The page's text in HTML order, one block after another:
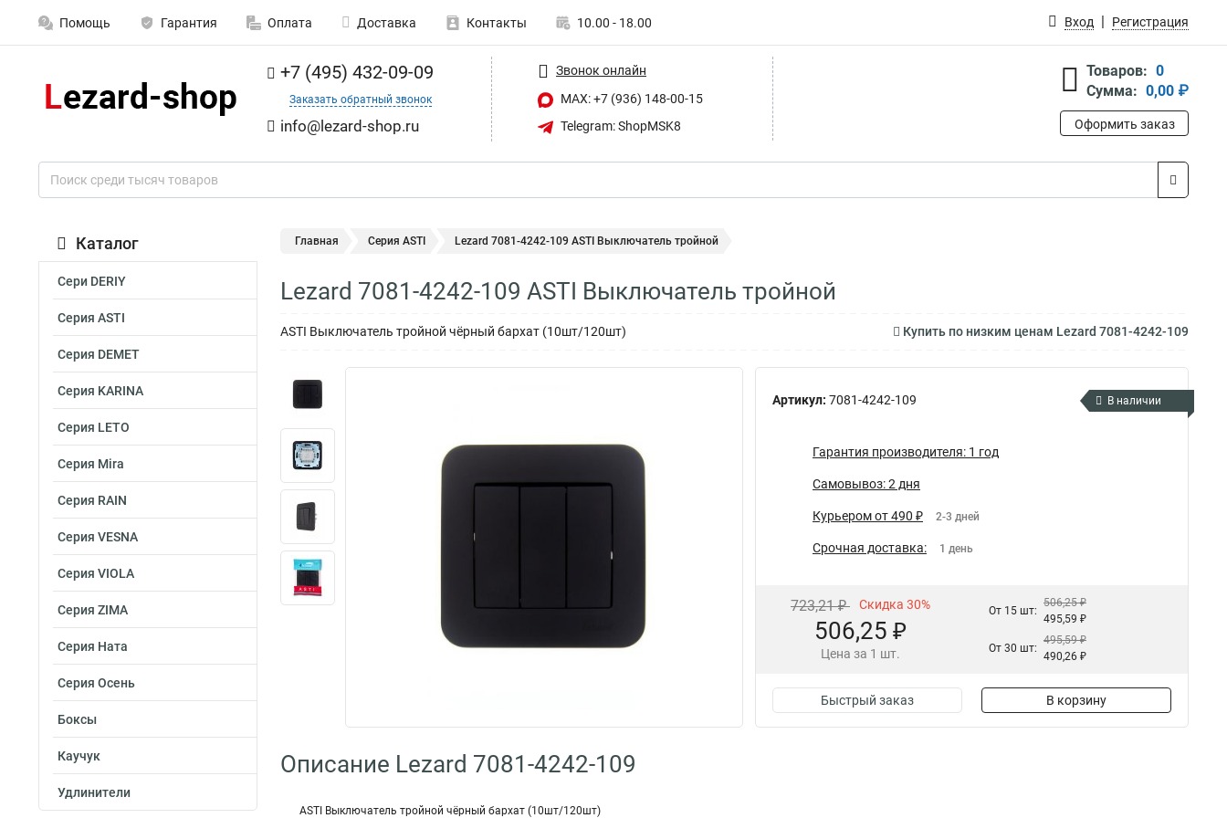
Помощь Гарантия Оплата Доставка Контакты 10.00 - 18.00 Вход Регистрация
+7 (495) 432-09-09
Заказать обратный звонок
info@lezard-shop.ru
Звонок онлайн
MAX: +7 (936) 148-00-15
Telegram: ShopMSK8
Товаров: 0
Сумма: 0,00 ₽
Оформить заказ
Каталог
Сери DERIY
Серия ASTI
Серия DEMET
Серия KARINA
Серия LETO
Серия Mira
Серия RAIN
Серия VESNA
Серия VIOLA
Серия ZIMA
Серия Ната
Серия Осень
Боксы
Каучук
Удлинители
Главная Серия ASTI Lezard 7081-4242-109 ASTI Выключатель тройной
Lezard 7081-4242-109 ASTI Выключатель тройной
ASTI Выключатель тройной чёрный бархат (10шт/120шт) Купить по низким ценам Lezard 7081-4242-109
Артикул: 7081-4242-109 В наличии
Гарантия производителя: 1 год
Самовывоз: 2 дня
Курьером от 490 ₽ 2-3 дней
Срочная доставка: 1 день
723,21 ₽ Скидка 30%
506,25 ₽
Цена за 1 шт.
От 15 шт:
506,25 ₽
495,59 ₽
От 30 шт:
495,59 ₽
490,26 ₽
Быстрый заказ В корзину
Описание Lezard 7081-4242-109
ASTI Выключатель тройной чёрный бархат (10шт/120шт)